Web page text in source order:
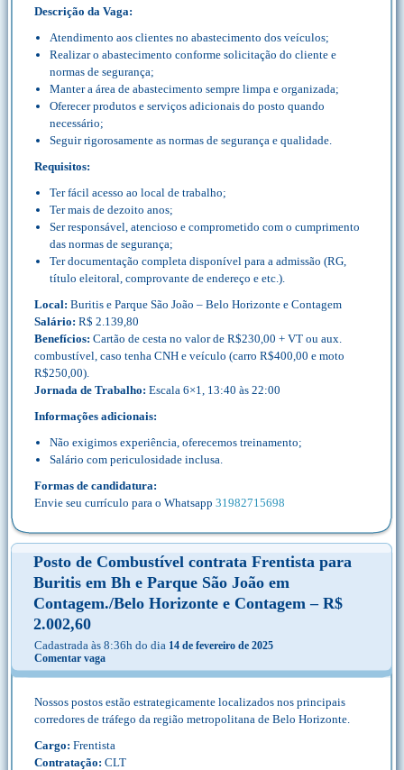
Descrição da Vaga:
Atendimento aos clientes no abastecimento dos veículos;
Realizar o abastecimento conforme solicitação do cliente e
normas de segurança;
Manter a área de abastecimento sempre limpa e organizada;
Oferecer produtos e serviços adicionais do posto quando
necessário;
Seguir rigorosamente as normas de segurança e qualidade.
Requisitos:
Ter fácil acesso ao local de trabalho;
Ter mais de dezoito anos;
Ser responsável, atencioso e comprometido com o cumprimento
das normas de segurança;
Ter documentação completa disponível para a admissão (RG,
título eleitoral, comprovante de endereço e etc.).
Local: Buritis e Parque São João – Belo Horizonte e Contagem
Salário: R$ 2.139,80
Benefícios: Cartão de cesta no valor de R$230,00 + VT ou aux.
combustível, caso tenha CNH e veículo (carro R$400,00 e moto
R$250,00).
Jornada de Trabalho: Escala 6×1, 13:40 às 22:00
Informações adicionais:
Não exigimos experiência, oferecemos treinamento;
Salário com periculosidade inclusa.
Formas de candidatura:
Envie seu currículo para o Whatsapp 31982715698
Posto de Combustível contrata Frentista para
Buritis em Bh e Parque São João em
Contagem./Belo Horizonte e Contagem – R$
2.002,60
Cadastrada às 8:36h do dia 14 de fevereiro de 2025
Comentar vaga
Nossos postos estão estrategicamente localizados nos principais
corredores de tráfego da região metropolitana de Belo Horizonte.
Cargo: Frentista
Contratação: CLT